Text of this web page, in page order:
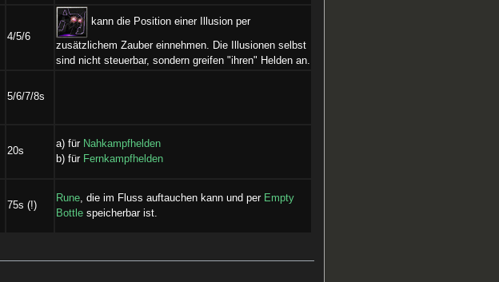
4/5/6
kann die Position einer Illusion per
zusätzlichem Zauber einnehmen. Die Illusionen selbst
sind nicht steuerbar, sondern greifen "ihren" Helden an.
5/6/7/8s
20s
a) für Nahkampfhelden
b) für Fernkampfhelden
75s (!)
Rune, die im Fluss auftauchen kann und per Empty
Bottle speicherbar ist.